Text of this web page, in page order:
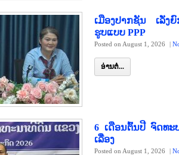
ເມືອງປາກຊັນ ເລັ່
ຮູບແບບ PPP
Posted on August 1, 2026 |
ອ່ານຕໍ່...
6 ເດືອນຕົ້ນປີ ຈົດທະ
ເລື່ອງ
Posted on August 1, 2026 |